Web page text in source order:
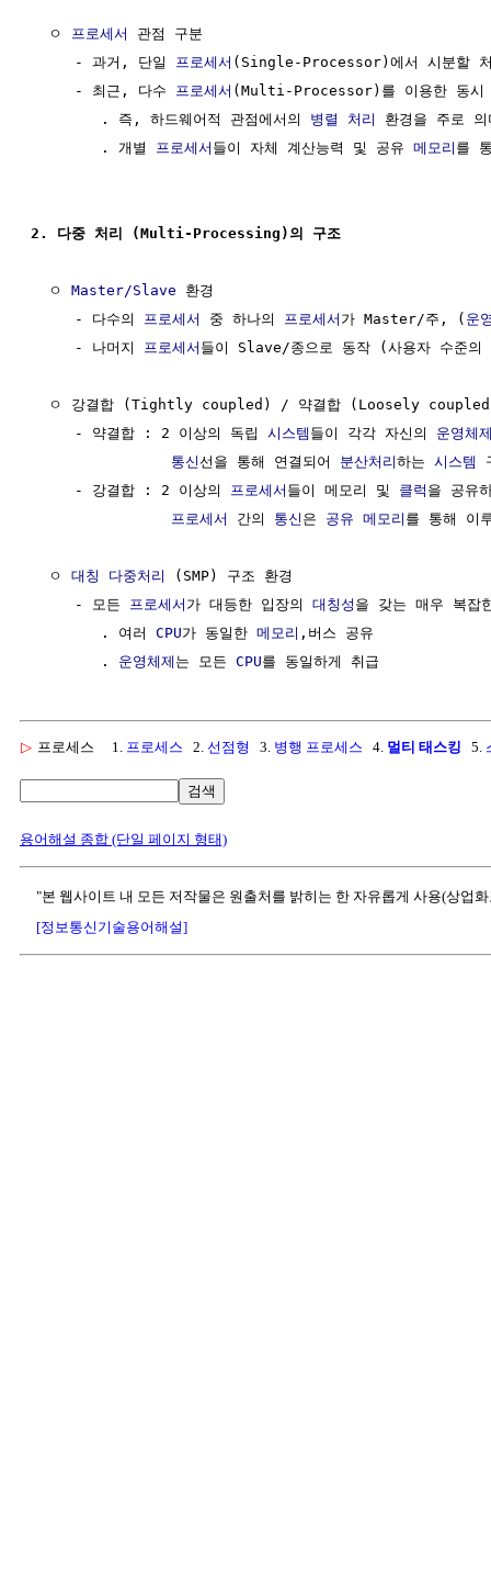
  ㅇ
프로세서
관점 구분
     - 과거, 단일
프로세서 (Single-Processor)에서 시분할 처
     - 최근, 다수
프로세서 (Multi-Processor)를 이용한 동시
        . 즉, 하드웨어적 관점에서의
병렬 처리
환경을 주로 의
        . 개별
프로세서 들이 자체 계산능력 및 공유 메모리 를
2. 다중 처리 (Multi-Processing)의 구조
  ㅇ
Master/Slave 환경
     - 다수의
프로세서 중 하나의 프로세서 가 Master/주, ( 운
     - 나머지
프로세서 들이 Slave/종으로 동작 (사용자 수준의
ㅇ 강결합 (Tightly coupled) / 약결합 (Loosely
     - 약결합 : 2 이상의 독립
시스템 들이 각각 자신의 운영체
통신선을 통해 연결되어 분산처리하는 시스템
     - 강결합 : 2 이상의
프로세서 들이 메모리 및 클럭 을 공유
프로세서
간의 통신 은 공유 메모리 를 통해 이
  ㅇ
대칭 다중처리
(SMP) 구조 환경
     - 모든
프로세서 가 대등한 입장의 대칭성 을 갖는 매우 복잡
        . 여러
CPU가 동일한 메모리 ,버스 공유
        .
운영체제 는 모든 CPU
▷ 프로세스 1. 프로세스 2. 선점형 3. 병행 프로세스 4. 멀티 태스킹 5.
검색
용어해설 종합 (단일 페이지 형태)
"본 웹사이트 내 모든 저작물은 원출처를 밝히는 한 자유롭게 사용(상업
[정보통신기술용어해설]